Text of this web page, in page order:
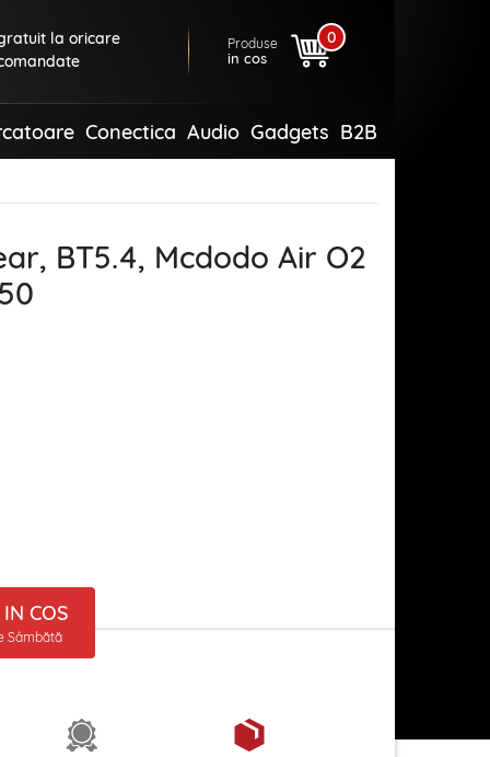
la oricare
Produse
in cos
0
Conectica Audio Gadgets B2B
BT5.4, Mcdodo Air O2
COS
Sâmbătă